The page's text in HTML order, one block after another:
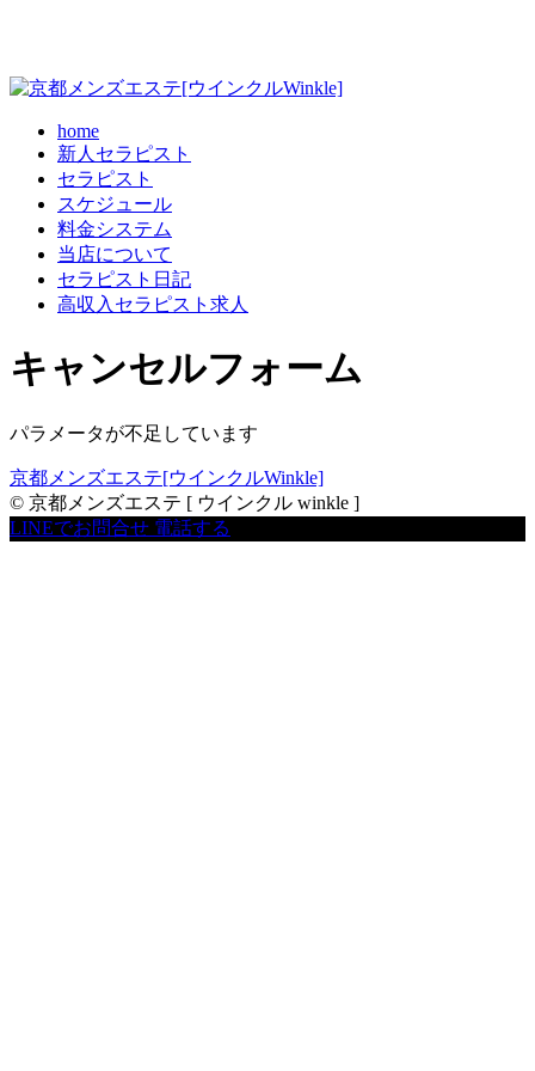
home
新人セラピスト
セラピスト
スケジュール
料金システム
当店について
セラピスト日記
高収入セラピスト求人
キャンセルフォーム
パラメータが不足しています
京都メンズエステ[ウインクルWinkle]
© 京都メンズエステ [ ウインクル winkle ]
LINEでお問合せ 電話する